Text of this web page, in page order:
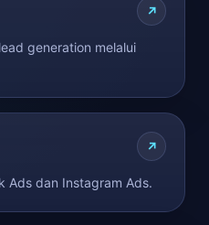
generation melalui
Ads dan Instagram Ads.